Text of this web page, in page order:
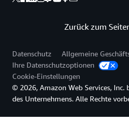
Zurück zum
Datenschutz
Allgemeine
Ihre Datenschutzoptionen
Cookie-Einstellungen
© 2026, Amazon Web Services, Inc.
des Unternehmens. Alle Rechte